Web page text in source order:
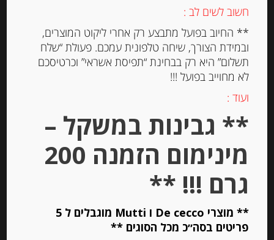
₪ 21.00
חשוב לשים לב :
** החיוב בפועל מתבצע רק אחרי ליקוט המוצרים,
ובמידת הצורך, שיחה טלפונית עמכם. פעולת “שלח
תשלום” היא רק בבחינת “תפיסת אשראי” וכרטיסכם
לא מחוייב בפועל !!!
ועוד :
** גבינות במשקל –
מינימום הזמנה 200
גרם !!! **
** מוצרי De cecco ו Mutti מוגבלים ל 5
פריטים בסה״כ מכל הסוגים **